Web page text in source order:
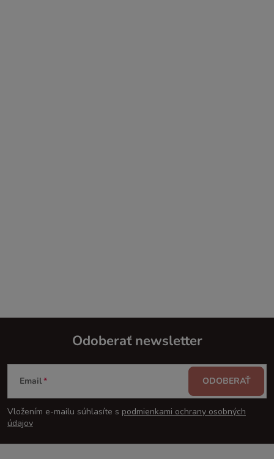
Z
á
p
Odoberať newsletter
Email
Vložením e-mailu súhlasíte s podmienkami ochrany osobných
údajov
ODOBERAŤ